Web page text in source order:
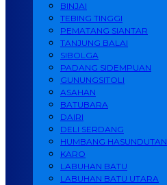
BINJAI
TEBING TINGGI
PEMATANG SIANTAR
TANJUNG BALAI
SIBOLGA
PADANG SIDEMPUAN
GUNUNGSITOLI
ASAHAN
BATUBARA
DAIRI
DELI SERDANG
HUMBANG HASUNDUTAN
KARO
LABUHAN BATU
LABUHAN BATU UTARA